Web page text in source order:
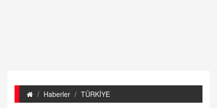
Haberler TÜRKİYE